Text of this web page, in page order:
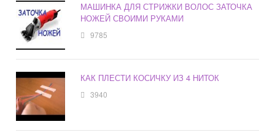
МАШИНКА ДЛЯ СТРИЖКИ ВОЛОС ЗАТОЧКА
НОЖЕЙ СВОИМИ РУКАМИ
9785
КАК ПЛЕСТИ КОСИЧКУ ИЗ 4 НИТОК
3940